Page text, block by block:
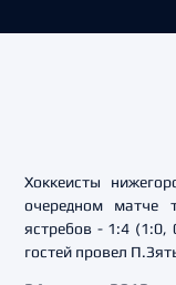
Хоккеисты
очередном матче
ястребов - 1:4 (1:0,
гостей провел